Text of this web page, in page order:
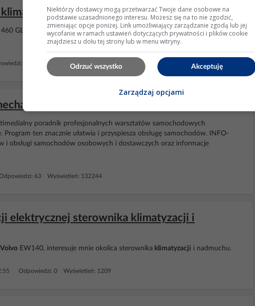
Volvo 460 GLE 1.9 TD
460 GLE 1,9 TD oraz wszelkich informacji na tematklimatyzacjiw tym aucie
1 Wyświetleń: 1872
awaria pompy VP44
poradnik profesjonalnych warsztatów samochodowych
ten znacznie ułatwia i przyspiesza obsługę samochodów. INFO-
i obsługi samochodów osobowych i dostawczych oraz informacje
63 Wyświetleń: 132244
elektrycznej sterownika klimatyzacji i
Volvo EW140, interesuje mnie okolica sterownika klimatyzacji i nadmuchu.
Odpowiedzi: 0 Wyświetleń: 1209
Niektórzy dostawcy mogą przetwarzać Twoje dane osobowe na
podstawie uzasadnionego interesu. Możesz się na to nie zgodzić,
zmieniając opcje poniżej. Link umożliwiający zarządzanie zgodą lub jej
wycofanie w ramach ustawień dotyczących prywatności i plików cookie
znajdziesz u dołu tej strony lub w menu witryny.
Akceptuję
Odrzuć wszystko
Zarządzaj opcjami